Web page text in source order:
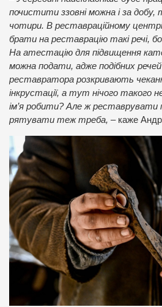
почистити ззовні можна і за добу,
чотири. В реставраційному
брати на реставрацію такі речі,
На атестацію для підвищення
можна подати, адже подібних
реставратора розкривають
інкрустації, а тут нічого такого
ім’я робити? Але ж реставрувати
рятувати теж треба, – каже